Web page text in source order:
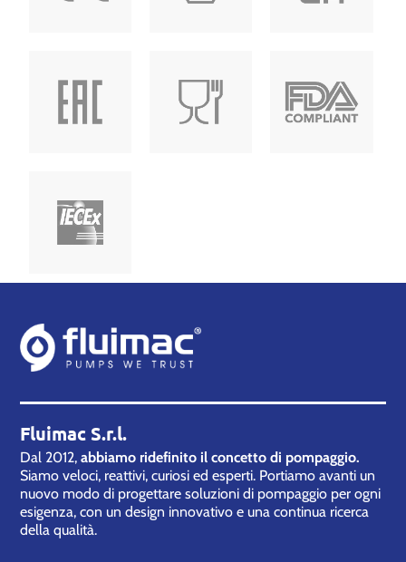
Fluimac S.r.l.
Dal 2012,abbiamo ridefinito il concetto di pompaggio.
Siamo veloci, reattivi, curiosi ed esperti. Portiamo avanti un
nuovo modo di progettare soluzioni di pompaggio per ogni
esigenza, con un design innovativo e una continua ricerca
della qualità.